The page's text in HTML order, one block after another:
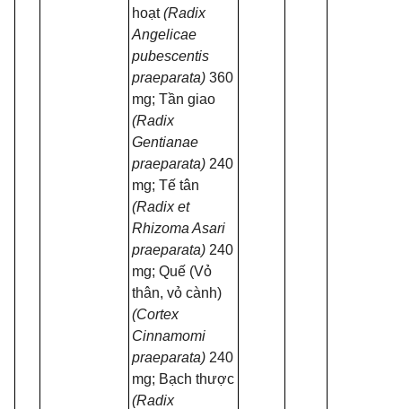
hoạt(Radix
Angelicae
pubescentis
praeparata) 360
mg; Tần giao
(Radix
Gentianae
praeparata) 240
mg; Tế tân
(Radix et
Rhizoma Asari
praeparata) 240
mg; Quế (Vỏ
thân, vỏ cành)
(Cortex
Cinnamomi
praeparata) 240
mg; Bạch thược
(Radix